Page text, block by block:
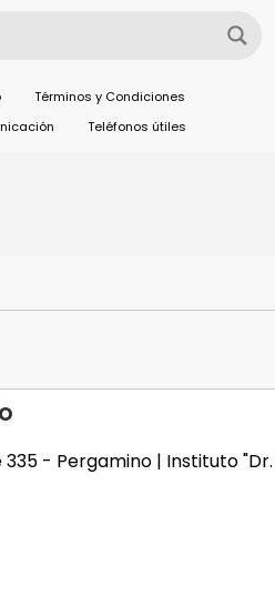
Términos y Condiciones
Teléfonos útiles
- Pergamino | Instituto